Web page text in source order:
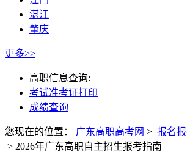
湛江
肇庆
更多>>
高职信息查询:
考试准考证打印
成绩查询
您现在的位置： 广东高职高考网 > 报名
> 2026年广东高职自主招生报考指南